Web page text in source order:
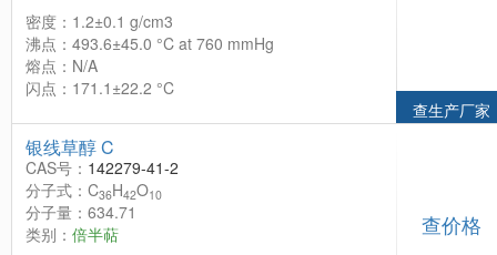
密度：1.2±0.1 g/cm3
沸点：493.6±45.0 °C at 760 mmHg
熔点：N/A
闪点：171.1±22.2 °C
查生产厂家
银线草醇 C
CAS号： 142279-41-2
分子式：C36H42O10
分子量：634.71
类别： 倍半萜
查价格